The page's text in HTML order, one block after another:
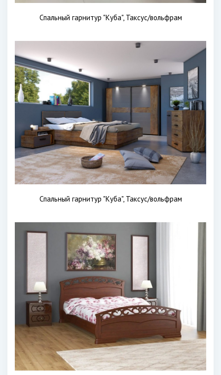
Спальный гарнитур "Куба", Таксус/вольфрам
Спальный гарнитур "Куба", Таксус/вольфрам